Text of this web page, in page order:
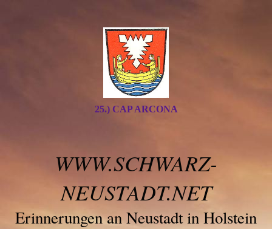
25.) CAP ARCONA
WWW.SCHWARZ-
NEUSTADT.NET
Erinnerungen an Neustadt in Holstein